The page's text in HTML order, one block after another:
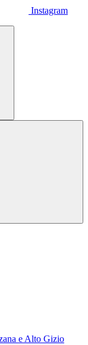
Instagram
e Alto Gizio